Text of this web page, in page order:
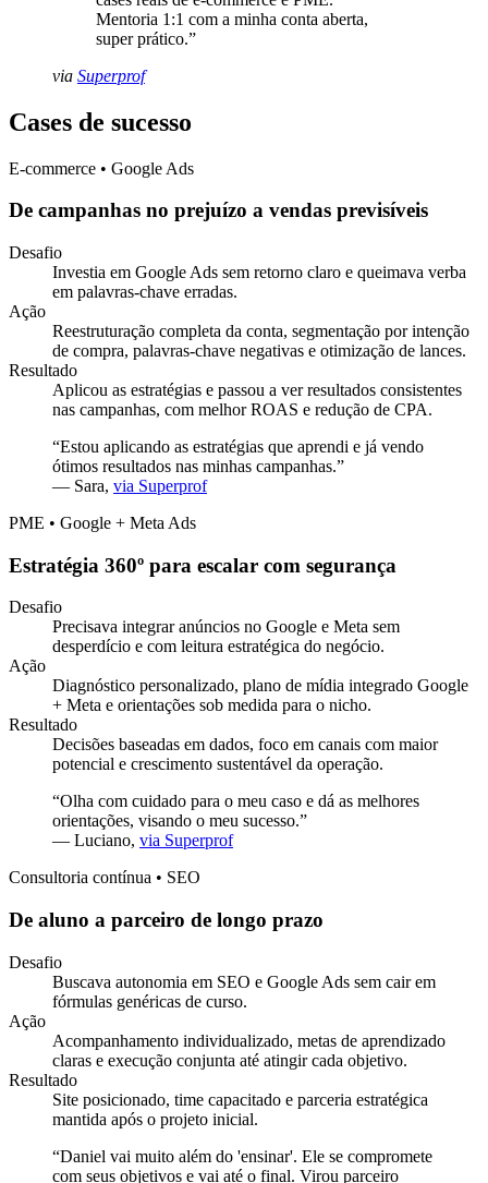
Mentoria 1:1 com a minha conta aberta,
super prático.”
via Superprof
Cases de sucesso
E-commerce • Google Ads
De campanhas no prejuízo a vendas previsíveis
Desafio
Investia em Google Ads sem retorno claro e queimava verba
em palavras-chave erradas.
Ação
Reestruturação completa da conta, segmentação por intenção
de compra, palavras-chave negativas e otimização de lances.
Resultado
Aplicou as estratégias e passou a ver resultados consistentes
nas campanhas, com melhor ROAS e redução de CPA.
“Estou aplicando as estratégias que aprendi e já vendo
ótimos resultados nas minhas campanhas.”
— Sara, via Superprof
PME • Google + Meta Ads
Estratégia 360º para escalar com segurança
Desafio
Precisava integrar anúncios no Google e Meta sem
desperdício e com leitura estratégica do negócio.
Ação
Diagnóstico personalizado, plano de mídia integrado Google
+ Meta e orientações sob medida para o nicho.
Resultado
Decisões baseadas em dados, foco em canais com maior
potencial e crescimento sustentável da operação.
“Olha com cuidado para o meu caso e dá as melhores
orientações, visando o meu sucesso.”
— Luciano, via Superprof
Consultoria contínua • SEO
De aluno a parceiro de longo prazo
Desafio
Buscava autonomia em SEO e Google Ads sem cair em
fórmulas genéricas de curso.
Ação
Acompanhamento individualizado, metas de aprendizado
claras e execução conjunta até atingir cada objetivo.
Resultado
Site posicionado, time capacitado e parceria estratégica
mantida após o projeto inicial.
“Daniel vai muito além do 'ensinar'. Ele se compromete
com seus objetivos e vai até o final. Virou parceiro